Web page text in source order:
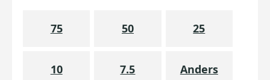
75 50 25
10 7.5 Anders